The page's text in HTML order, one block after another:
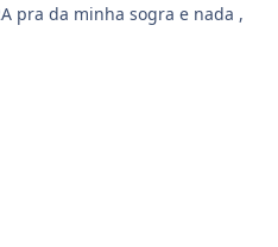
pra da minha sogra e nada ,